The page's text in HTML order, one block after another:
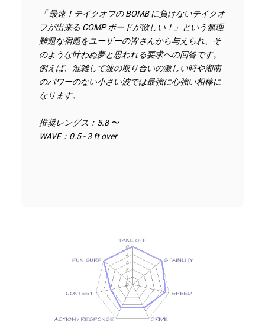
「 最速！テイクオフの BOMB に負けないテイクオ
フが出来る COMP ボードが欲しい！」という無理
難題な宿題をユーザーの皆さんから与えられ、そ
のような叶わぬ夢と思われる要求への回答です。
例えば、混雑して波の取り合いの激しい時や湘南
のパワーのない小さい波では最強に心強い相棒に
なります。
推奨レングス：5.8 〜
WAVE：0.5 - 3 ft over